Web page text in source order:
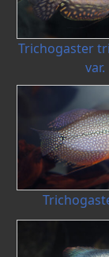
Trichogaster
var.